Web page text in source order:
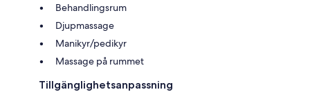
Behandlingsrum
Djupmassage
Manikyr/pedikyr
Massage på rummet
Tillgänglighetsanpassning